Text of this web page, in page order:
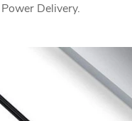
Delivery.